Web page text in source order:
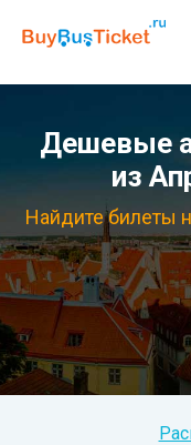
Дешевые
из
Найдите билеты